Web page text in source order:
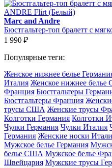
Marc and Andre
Бюстгальтер-топ бралетт с
1 990 ₽
Популярные теги:
Женское нижнее белье
Италия Женское нижнее
Франция Бюстгальтеры
Бюстгальтеры Франция
трусы США Женские трусы
Колготки Германия Колготки
Чулки Германия Чулки Италия
Германия Женские носки
Мужское белье Германия
белье США Мужское белье
Швейцария Мужские трусы